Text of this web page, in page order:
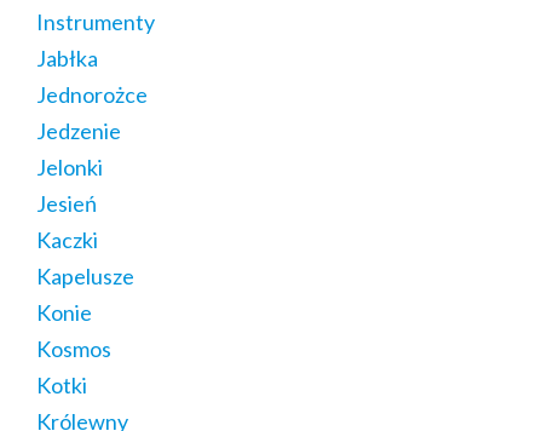
Instrumenty
Jabłka
Jednorożce
Jedzenie
Jelonki
Jesień
Kaczki
Kapelusze
Konie
Kosmos
Kotki
Królewny